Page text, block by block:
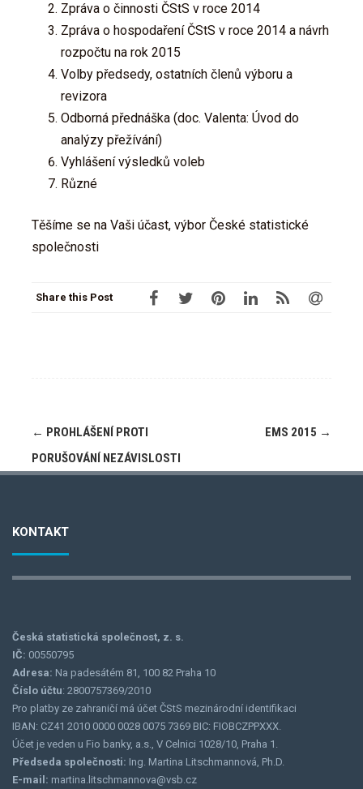
Zpráva o činnosti ČStS v roce 2014
Zpráva o hospodaření ČStS v roce 2014 a návrh
rozpočtu na rok 2015
Volby předsedy, ostatních členů výboru a
revizora
Odborná přednáška (doc. Valenta: Úvod do
analýzy přežívání)
Vyhlášení výsledků voleb
Různé
Těšíme se na Vaši účast, výbor České statistické
společnosti
Share this Post
Post
navigation
← PROHLÁŠENÍ PROTI
PORUŠOVÁNÍ NEZÁVISLOSTI
EMS 2015 →
KONTAKT
Česká statistická společnost, z. s.
IČ: 00550795
Adresa: Na padesátém 81, 100 82 Praha 10
Číslo účtu: 2800757369/2010
Pro platby ze zahraničí má účet ČStS mezinárodní identifikaci
IBAN: CZ41 2010 0000 0028 0075 7369 BIC: FIOBCZPPXXX.
Účet je veden u Fio banky, a.s., V Celnici 1028/10, Praha 1.
Předseda společnosti: Ing. Martina Litschmannová, Ph.D.
E-mail: martina.litschmannova@vsb.cz